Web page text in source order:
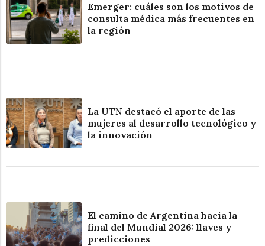
Emerger: cuáles son los motivos de
consulta médica más frecuentes en
la región
La UTN destacó el aporte de las
mujeres al desarrollo tecnológico y
la innovación
El camino de Argentina hacia la
final del Mundial 2026: llaves y
predicciones